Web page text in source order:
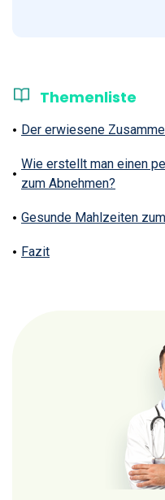
Themenliste
Der erwiesene
Wie erstellt man einen
zum Abnehmen?
Gesunde Mahlzeiten
Fazit